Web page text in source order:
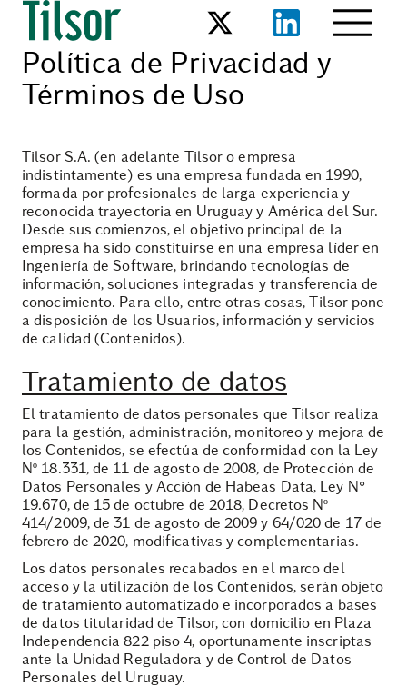
Política de Privacidad y
Términos de Uso
Tilsor S.A. (en adelante Tilsor o empresa
indistintamente) es una empresa fundada en 1990,
formada por profesionales de larga experiencia y
reconocida trayectoria en Uruguay y América del Sur.
Desde sus comienzos, el objetivo principal de la
empresa ha sido constituirse en una empresa líder en
Ingeniería de Software, brindando tecnologías de
información, soluciones integradas y transferencia de
conocimiento. Para ello, entre otras cosas, Tilsor pone
a disposición de los Usuarios, información y servicios
de calidad (Contenidos).
Tratamiento de datos
El tratamiento de datos personales que Tilsor realiza
para la gestión, administración, monitoreo y mejora de
los Contenidos, se efectúa de conformidad con la Ley
Nº 18.331, de 11 de agosto de 2008, de Protección de
Datos Personales y Acción de Habeas Data, Ley N°
19.670, de 15 de octubre de 2018, Decretos Nº
414/2009, de 31 de agosto de 2009 y 64/020 de 17 de
febrero de 2020, modificativas y complementarias.
Los datos personales recabados en el marco del
acceso y la utilización de los Contenidos, serán objeto
de tratamiento automatizado e incorporados a bases
de datos titularidad de Tilsor, con domicilio en Plaza
Independencia 822 piso 4, oportunamente inscriptas
ante la Unidad Reguladora y de Control de Datos
Personales del Uruguay.